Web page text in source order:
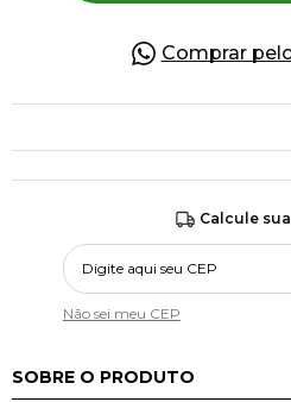
Comprar
Calcule
Não sei meu CEP
SOBRE O PRODUTO